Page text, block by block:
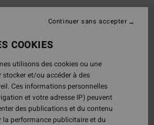
COOKIES
utilisons des cookies ou une
et/ou accéder à des
Ces informations personnelles
et votre adresse IP) peuvent
des publications et du contenu
la performance publicitaire et du
Continuer sans accepter